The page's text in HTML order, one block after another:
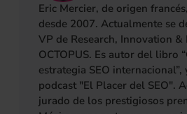
Eric Mercier, de origen
desde 2007. Actualmente se
VP de Research, Innovation
OCTOPUS. Es autor del libro
estrategia SEO
podcast "El Placer del SEO".
jurado de los prestigiosos